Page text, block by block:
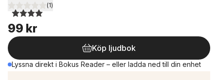
4,0utav 5 stjärnor. Totalt antal röster:
(1)
99 kr
Köp ljudbok
Lyssna direkt i Bokus Reader – eller ladda ned till din enhet